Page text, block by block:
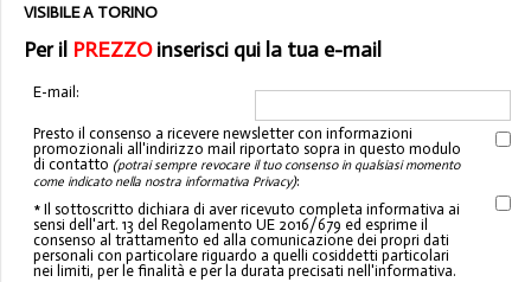
VISIBILE A TORINO
Per il PREZZOinserisci qui la tua e-mail
E-mail:
Presto il consenso a ricevere newsletter con informazioni
promozionali all'indirizzo mail riportato sopra in questo modulo
di contatto (potrai sempre revocare il tuo consenso in qualsiasi momento
come indicato nella nostra informativa Privacy):
* Il sottoscritto dichiara di aver ricevuto completa informativa ai
sensi dell'art. 13 del Regolamento UE 2016/679 ed esprime il
consenso al trattamento ed alla comunicazione dei propri dati
personali con particolare riguardo a quelli cosiddetti particolari
nei limiti, per le finalità e per la durata precisati nell'informativa.